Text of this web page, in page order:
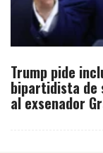
Trump pide
bipartidista de
al exsenador